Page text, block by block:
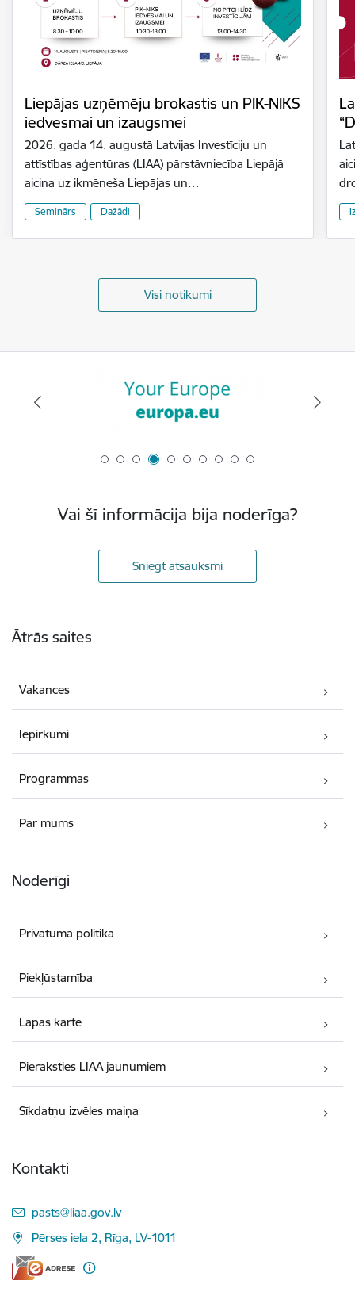
Liepājas uzņēmēju brokastis un PIK-NIKS
iedvesmai un izaugsmei
2026. gada 14. augustā Latvijas Investīciju un
attīstības aģentūras (LIAA) pārstāvniecība Liepājā
aicina uz ikmēneša Liepājas un…
Seminārs Dažādi
Visi notikumi
Vai šī informācija bija noderīga?
Sniegt atsauksmi
Ātrās saites
Vakances
Iepirkumi
Programmas
Par mums
Noderīgi
Privātuma politika
Piekļūstamība
Lapas karte
Pieraksties LIAA jaunumiem
Sīkdatņu izvēles maiņa
Kontakti
E-pasts:
pasts@liaa.gov.lv
Pērses iela 2, Rīga, LV-1011